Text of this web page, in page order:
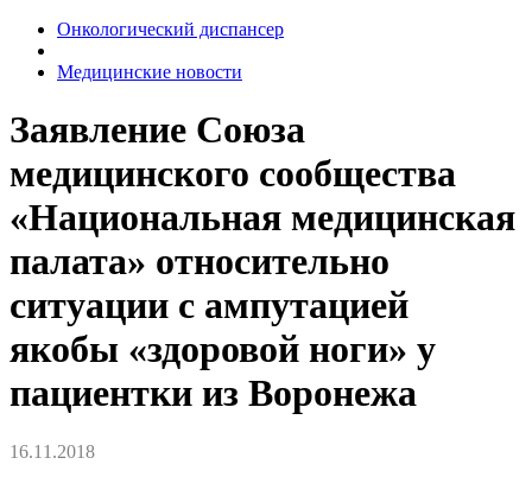
Онкологический диспансер
Медицинские новости
Заявление Союза
медицинского сообщества
«Национальная медицинская
палата» относительно
ситуации с ампутацией
якобы «здоровой ноги» у
пациентки из Воронежа
16.11.2018